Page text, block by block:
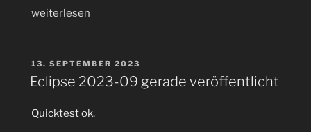
„Curve25519
generieren
für
Onion-
weiterlesen
VERÖFFENTLICHT
AM
13. SEPTEMBER 2023
Eclipse 2023-09 gerade veröffentlicht
Quicktest ok.